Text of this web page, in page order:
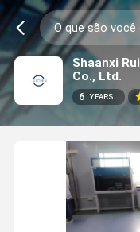
Shaanxi
Co., Ltd.
6 YEARS